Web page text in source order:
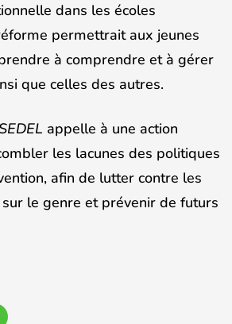
dans les écoles
permettrait aux jeunes
à comprendre et à gérer
que celles des autres.
appelle à une action
les lacunes des politiques
afin de lutter contre les
le genre et prévenir de futurs